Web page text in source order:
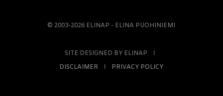
© 2003-2026 ELINAP - ELINA PUOHINIEMI
SITE DESIGNED BY ELINAP Ι
DISCLAIMER Ι PRIVACY POLICY